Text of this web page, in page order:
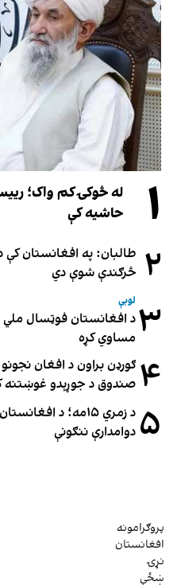
۱
له څوکۍ کم واک؛
حاشیه کې
۲ طالبان: په افغانستان کې
څرګندې شوې دي
۳ لوبې
مساوي کړه
۴ ګورډن براون د افغان نجونو
صندوق د جوړېدو غوښتنه
۵
د زمري ۱۵مه؛ د
دوامدارې ننګونې
پروګرامونه
افغانستان
نړۍ
ښځې